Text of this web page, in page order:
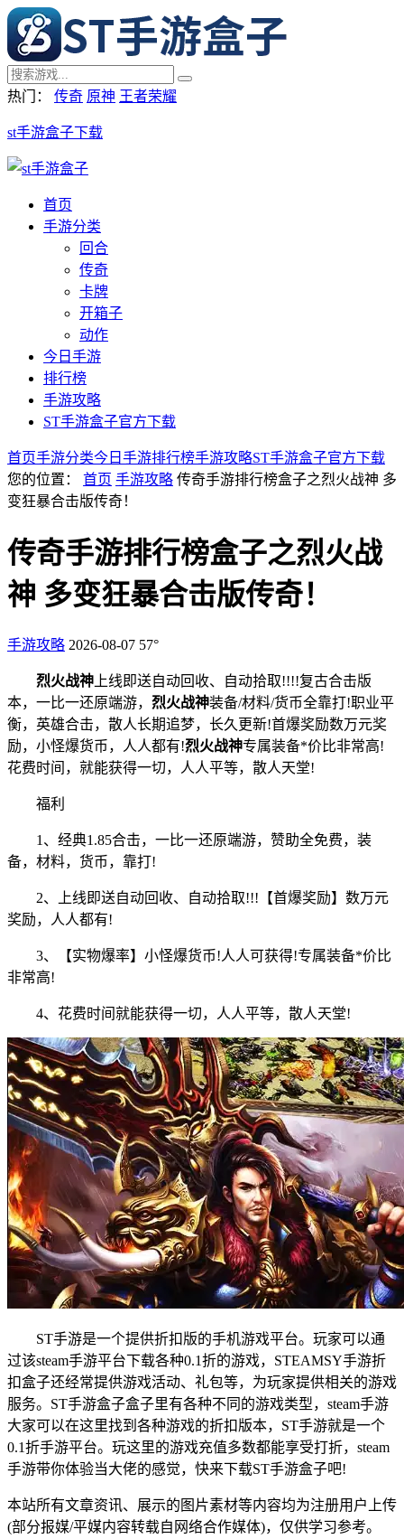
热门： 传奇 原神 王者荣耀
st手游盒子下载
首页
手游分类
回合
传奇
卡牌
开箱子
动作
今日手游
排行榜
手游攻略
ST手游盒子官方下载
首页手游分类今日手游排行榜手游攻略ST手游盒子官方下载
您的位置：
首页 手游攻略 传奇手游排行榜盒子之烈火战神 多
变狂暴合击版传奇！
传奇手游排行榜盒子之烈火战
神 多变狂暴合击版传奇！
手游攻略 2026-08-07 57°
烈火战神 上线即送自动回收、自动拾取!!!!复古合击版
本，一比一还原端游，烈火战神装备/材料/货币全靠打!职业平
衡，英雄合击，散人长期追梦，长久更新!首爆奖励数万元奖
励，小怪爆货币，人人都有!烈火战神专属装备*价比非常高!
花费时间，就能获得一切，人人平等，散人天堂!
福利
1、经典1.85合击，一比一还原端游，赞助全免费，装
备，材料，货币，靠打!
2、上线即送自动回收、自动拾取!!!【首爆奖励】数万元
奖励，人人都有!
3、【实物爆率】小怪爆货币!人人可获得!专属装备*价比
非常高!
4、花费时间就能获得一切，人人平等，散人天堂!
ST手游是一个提供折扣版的手机游戏平台。玩家可以通
过该steam手游平台下载各种0.1折的游戏，STEAMSY手游折
扣盒子还经常提供游戏活动、礼包等，为玩家提供相关的游戏
服务。ST手游盒子盒子里有各种不同的游戏类型，steam手游
大家可以在这里找到各种游戏的折扣版本，ST手游就是一个
0.1折手游平台。玩这里的游戏充值多数都能享受打折，steam
手游带你体验当大佬的感觉，快来下载ST手游盒子吧!
本站所有文章资讯、展示的图片素材等内容均为注册用户上传
(部分报媒/平媒内容转载自网络合作媒体)，仅供学习参考。